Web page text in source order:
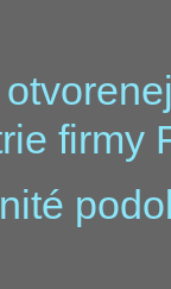
firmy